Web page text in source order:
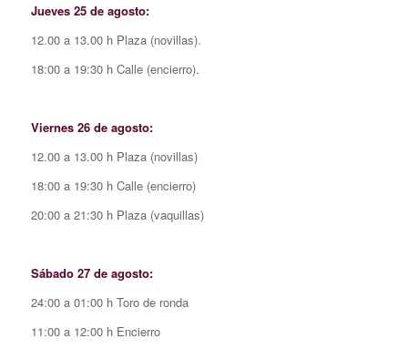
Jueves 25 de agosto:
12.00 a 13.00 h Plaza (novillas).
18:00 a 19:30 h Calle (encierro).
Viernes 26 de agosto:
12.00 a 13.00 h Plaza (novillas)
18:00 a 19:30 h Calle (encierro)
20:00 a 21:30 h Plaza (vaquillas)
Sábado 27 de agosto:
24:00 a 01:00 h Toro de ronda
11:00 a 12:00 h Encierro